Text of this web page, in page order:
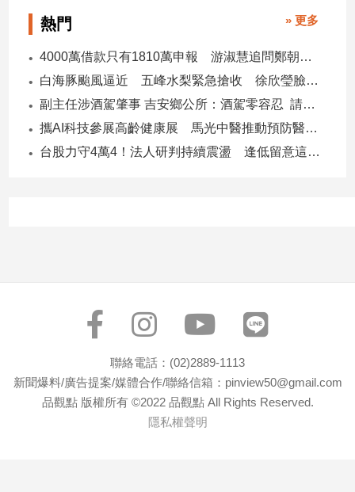
理
消
親
子/
科
熱門 » 更多
4000萬借款只有1810萬申報 游淑慧追問鄭朝方：2190萬差額去哪了
白海豚颱風逼近 五峰水梨緊急搶收 徐欣瑩臉書急呼「搶救五峰水梨」
副主任涉酒駕肇事 吉安鄉公所：酒駕零容忍 請辭獲准
攜AI科技參展高齡健康展 馬光中醫推動預防醫學迎接長壽新經濟
台股力守4萬4！法人研判持續震盪 逢低留意這些族群
聯絡電話：(02)2889-1113
新聞爆料/廣告提案/媒體合作/聯絡信箱：pinview50@gmail.com
品觀點 版權所有 ©2022 品觀點 All Rights Reserved.
隱私權聲明